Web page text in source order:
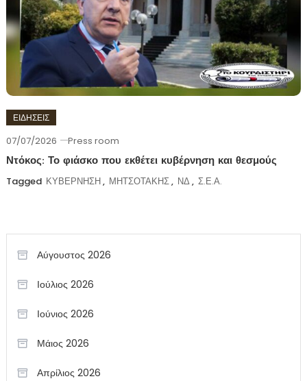
ΕΙΔΗΣΕΙΣ
07/07/2026 Press room
Ντόκος: Το φιάσκο που εκθέτει κυβέρνηση και θεσμούς
Tagged ΚΥΒΕΡΝΗΣΗ, ΜΗΤΣΟΤΑΚΗΣ, ΝΔ, Σ.Ε.Α.
Αύγουστος 2026
Ιούλιος 2026
Ιούνιος 2026
Μάιος 2026
Απρίλιος 2026